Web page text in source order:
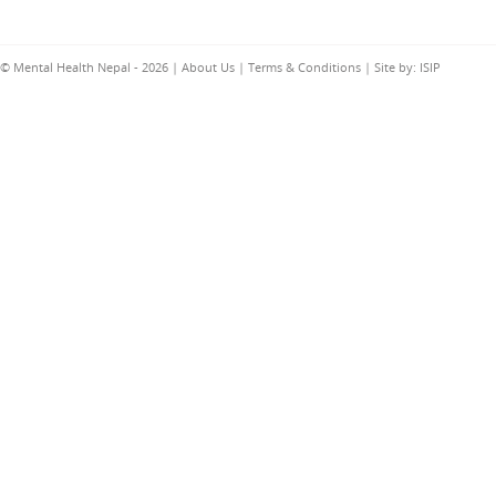
© Mental Health Nepal - 2026 | About Us | Terms & Conditions | Site by: ISIP